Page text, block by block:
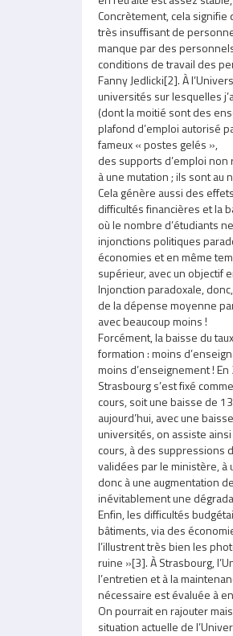
Concrètement, cela
très insuffisant de
manque par des
conditions de travail des
Fanny Jedlicki[2]. À
universités sur lesquelles
(dont la moitié sont des
plafond d’emploi autorisé
fameux « postes gelés »,
des supports d’emploi
à une mutation ; ils sont au
Cela génère aussi des
difficultés financières et la
où le nombre d’étudiants
injonctions politiques
économies et en même
supérieur, avec un objectif
Injonction paradoxale,
de la dépense moyenne
avec beaucoup moins !
Forcément, la baisse du
formation : moins
moins d’enseignement !
Strasbourg s’est fixé
cours, soit une baisse de
aujourd’hui, avec une
universités, on assiste
cours, à des suppressions
validées par le ministère, à
donc à une augmentation
inévitablement une
Enfin, les difficultés
bâtiments, via des
l’illustrent très bien les
ruine »[3]. À Strasbourg,
l’entretien et à la
nécessaire est évaluée à
On pourrait en rajouter
situation actuelle de